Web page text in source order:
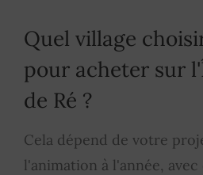
Quel village
pour acheter sur
de Ré ?
Cela dépend de votre
l'animation à l'année,